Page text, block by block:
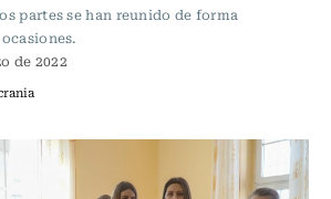
partes se han reunido de forma
de 2022